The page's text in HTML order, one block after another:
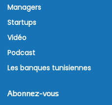
Managers
Startups
Vidéo
Podcast
Les banques tunisiennes
Abonnez-vous